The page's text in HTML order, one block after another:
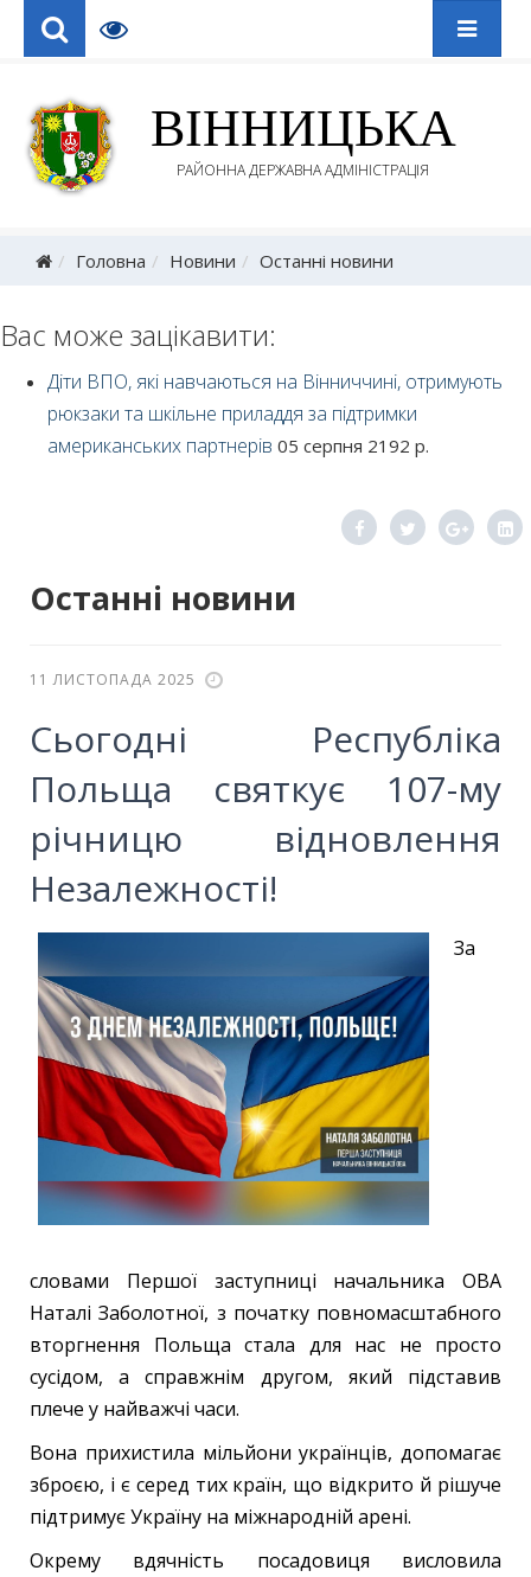
ВІННИЦЬКА
РАЙОННА ДЕРЖАВНА АДМІНІСТРАЦІЯ
Головна Новини Останні новини
Останні новини
11 ЛИСТОПАДА 2025
Сьогодні Республіка
Польща святкує 107-му
річницю відновлення
Незалежності!
За
словами Першої заступниці начальника ОВА
Наталі Заболотної, з початку повномасштабного
вторгнення Польща стала для нас не просто
сусідом, а справжнім другом, який підставив
плече у найважчі часи.
Вона прихистила мільйони українців, допомагає
зброєю, і є серед тих країн, що відкрито й рішуче
підтримує Україну на міжнародній арені.
Окрему вдячність посадовиця висловила
Вас може зацікавити:
Діти ВПО, які навчаються на Вінниччині, отримують
рюкзаки та шкільне приладдя за підтримки
американських партнерів 05 серпня 2192 р.